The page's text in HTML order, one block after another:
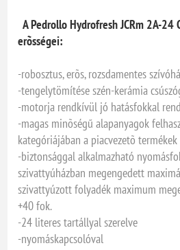
A Pedrollo Hydrofresh JCRm 2A-24
erõsségei:
-robosztus, erõs, rozsdamentes
-tengelytömítése szén-kerámia
-motorja rendkívül jó hatásfokkal
-magas minõségű alapanyagok
kategóriájában a piacvezetõ
-biztonsággal alkalmazható
szivattyúházban megengedett
szivattyúzott folyadék maximum
+40 fok.
-24 literes tartállyal szerelve
-nyomáskapcsolóval